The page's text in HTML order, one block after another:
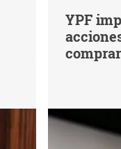
YPF